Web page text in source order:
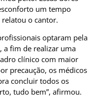
um tempo
relatou o cantor.
optaram pela
a fim de realizar uma
clínico com maior
precaução, os médicos
concluir todos os
tudo bem”, afirmou.